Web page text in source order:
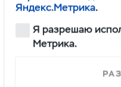
Яндекс.Метрика.
Я разрешаю
Метрика.